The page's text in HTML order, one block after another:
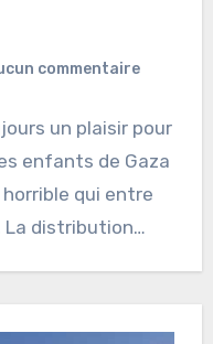
commentaire
un plaisir pour
enfants de Gaza
qui entre
La distribution…